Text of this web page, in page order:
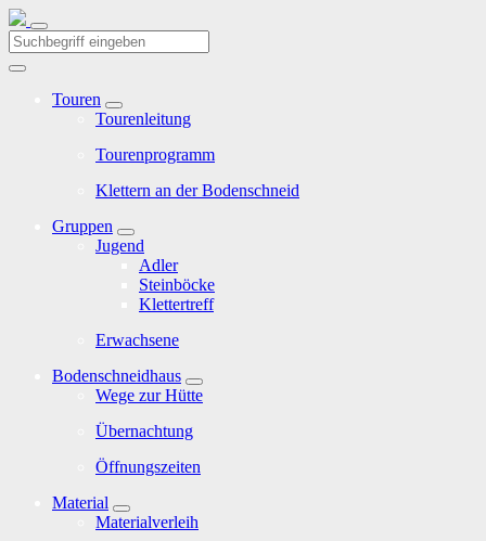
Touren
Tourenleitung
Tourenprogramm
Klettern an der Bodenschneid
Gruppen
Jugend
Adler
Steinböcke
Klettertreff
Erwachsene
Bodenschneidhaus
Wege zur Hütte
Übernachtung
Öffnungszeiten
Material
Materialverleih